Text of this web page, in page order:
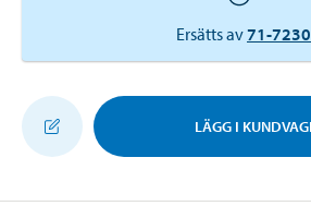
Ersätts av71-7230
LÄGG I